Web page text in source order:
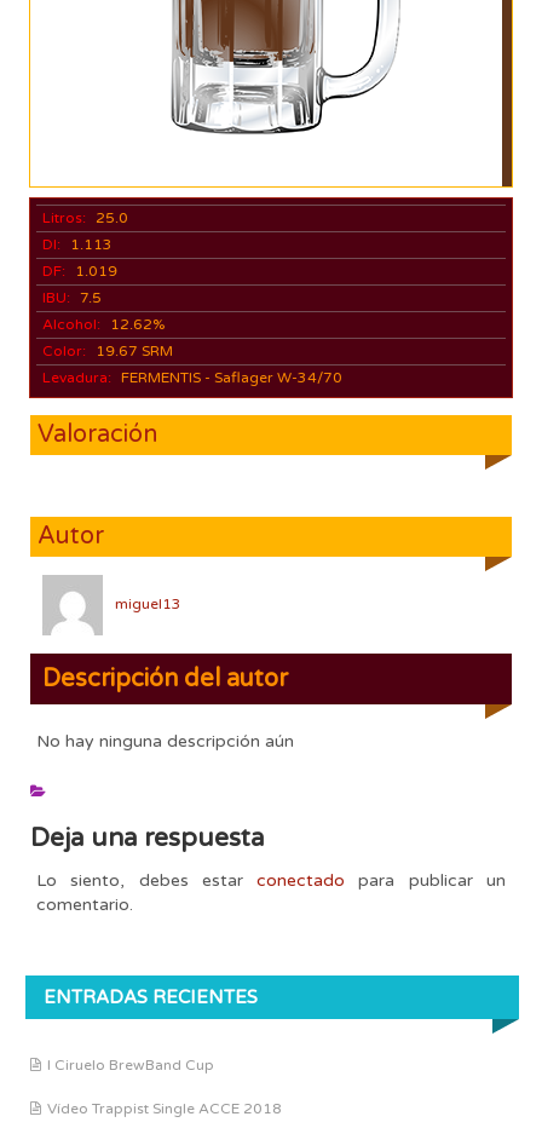
Litros:
25.0
DI:
1.113
DF:
1.019
IBU: 7.5
Alcohol:
12.62%
Color:
19.67 SRM
Levadura: FERMENTIS - Saflager W-34/70
Valoración
Autor
miguel13
Descripción del autor
No hay ninguna descripción aún
Deja una respuesta
Lo siento, debes estarconectado para publicar un
comentario.
ENTRADAS RECIENTES
I Ciruelo BrewBand Cup
Vídeo Trappist Single ACCE 2018